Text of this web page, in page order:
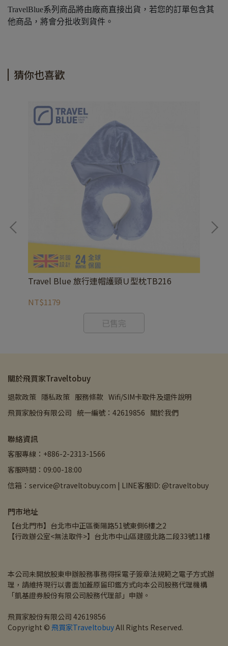
TravelBlue系列商品將由廠商直接出貨，若您的訂單包含其
他商品，將會分批收到貨件。
猜你也喜歡
Travel Blue 旅行連帽護頸Ｕ型枕TB216
NT$1179
已售完
關於飛買家Traveltobuy
退款政策 隱私政策 服務條款 Wifi/SIM卡取件及還件說明
飛買家股份有限公司 統一編號：42619856 關於我們
聯絡資訊
客服專線：+886-2-2313-1566
客服時間：09:00-18:00
信箱：service@traveltobuy.com | LINE客服ID: @traveltobuy
門市地址
【台北門市】台北市中正區衡陽路51號東側6樓之2
【行政辦公室<無法取件>】台北市中山區建國北路二段33號11樓
本公司未開放股東申辦股務事務得採電子簽章法規範之電子方式辦
理，請維持現行以書面加蓋原留印鑑方式向本公司股務代理機構
「凱基證券股份有限公司股務代理部」申辦。
飛買家股份有限公司 42619856
Copyright © 飛買家Traveltobuy All Rights Reserved.